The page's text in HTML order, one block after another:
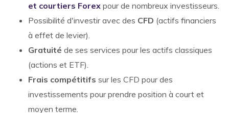
et courtiers Forex pour de nombreux investisseurs.
Possibilité d'investir avec des CFD (actifs financiers
à effet de levier).
Gratuité de ses services pour les actifs classiques
(actions et ETF).
Frais compétitifs sur les CFD pour des
investissements pour prendre position à court et
moyen terme.